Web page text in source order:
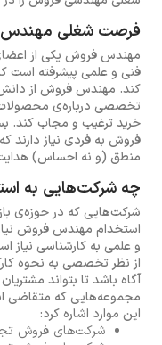
فرصت شغلی
فنی و علمی پیشرفته است
کند. مهندس فروش از
تخصصی درباره‌ی محصولات
خرید ترغیب و مجاب کند.
فروش به فردی نیاز دارند
منطق (و نه احساس)
چه شرکت‌هایی به
استخدام مهندس فروش
و علمی به کارشناسی نیاز
از نظر تخصصی به نحوه
آگاه باشد تا بتواند
مجموعه‌هایی که متقاضی
این موارد اشاره کرد:
شرکت‌های فروش